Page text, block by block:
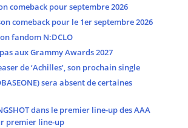
comeback pour septembre 2026
comeback pour le 1er septembre 2026
fandom N:DCLO
aux Grammy Awards 2027
de ‘Achilles’, son prochain single
sera absent de certaines
dans le premier line-up des AAA
premier line-up